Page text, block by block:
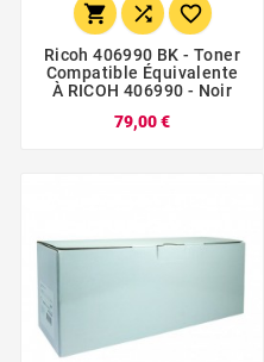
  
Ricoh 406990 BK - Toner
Compatible Équivalente
À RICOH 406990 - Noir
79,00 €